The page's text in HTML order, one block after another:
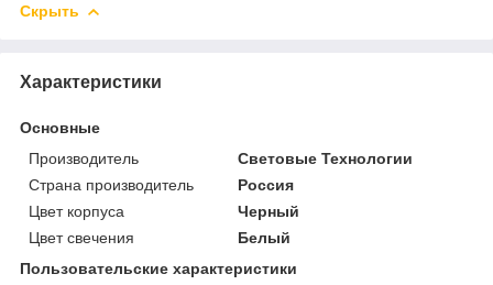
Скрыть
Характеристики
Основные
Производитель
Световые Технологии
Страна производитель
Россия
Цвет корпуса
Черный
Цвет свечения
Белый
Пользовательские характеристики